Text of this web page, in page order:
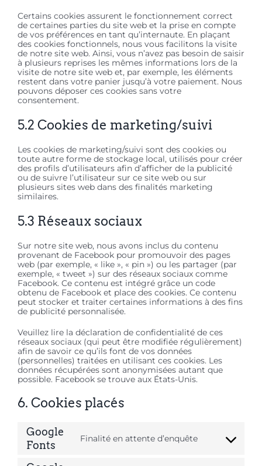
Certains cookies assurent le fonctionnement correct
de certaines parties du site web et la prise en compte
de vos préférences en tant qu’internaute. En plaçant
des cookies fonctionnels, nous vous facilitons la visite
de notre site web. Ainsi, vous n’avez pas besoin de saisir
à plusieurs reprises les mêmes informations lors de la
visite de notre site web et, par exemple, les éléments
restent dans votre panier jusqu’à votre paiement. Nous
pouvons déposer ces cookies sans votre
consentement.
5.2 Cookies de marketing/suivi
Les cookies de marketing/suivi sont des cookies ou
toute autre forme de stockage local, utilisés pour créer
des profils d’utilisateurs afin d’afficher de la publicité
ou de suivre l’utilisateur sur ce site web ou sur
plusieurs sites web dans des finalités marketing
similaires.
5.3 Réseaux sociaux
Sur notre site web, nous avons inclus du contenu
provenant de Facebook pour promouvoir des pages
web (par exemple, « like », « pin ») ou les partager (par
exemple, « tweet ») sur des réseaux sociaux comme
Facebook. Ce contenu est intégré grâce un code
obtenu de Facebook et place des cookies. Ce contenu
peut stocker et traiter certaines informations à des fins
de publicité personnalisée.
Veuillez lire la déclaration de confidentialité de ces
réseaux sociaux (qui peut être modifiée régulièrement)
afin de savoir ce qu’ils font de vos données
(personnelles) traitées en utilisant ces cookies. Les
données récupérées sont anonymisées autant que
possible. Facebook se trouve aux États-Unis.
6. Cookies placés
Google
Fonts
Finalité en attente d’enquête
Consent